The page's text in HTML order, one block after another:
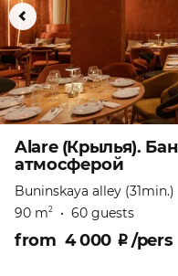
Alare (Крылья).
атмосферой
Buninskaya alley (31min.)
90 m2 • 60 guests
from 4 000 ₽/pers